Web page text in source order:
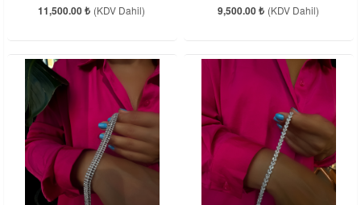
11,500.00 ₺ (KDV Dahil) 9,500.00 ₺ (KDV Dahil)